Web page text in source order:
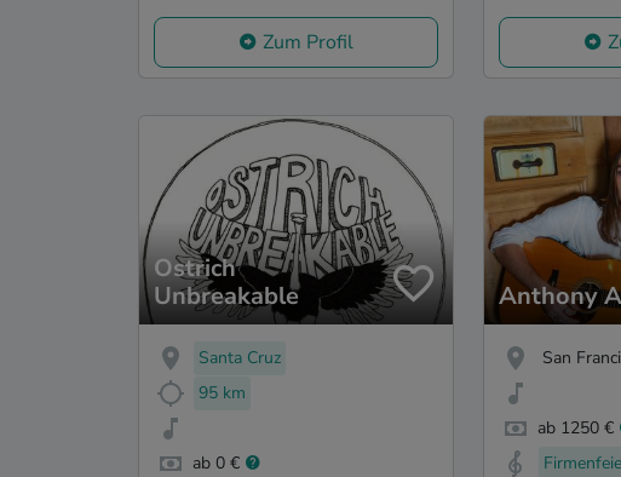
Zum Profil
Ostrich
Unbreakable
Santa Cruz
95 km
ab 0 €
Anthony
San
ab 1250 €